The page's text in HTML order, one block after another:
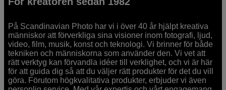
På Scandinavian Photo har vi i över 40 år hjälpt kreativa
människor att förverkliga sina visioner inom fotografi, ljud,
video, film, musik, konst och teknologi. Vi brinner för både
tekniken och människorna som använder den. Vi vet att
rätt verktyg kan förvandla idéer till verklighet, och vi är här
för att guida dig så att du väljer rätt produkter för det du vill
göra. Förutom högkvalitativa produkter, erbjuder vi även